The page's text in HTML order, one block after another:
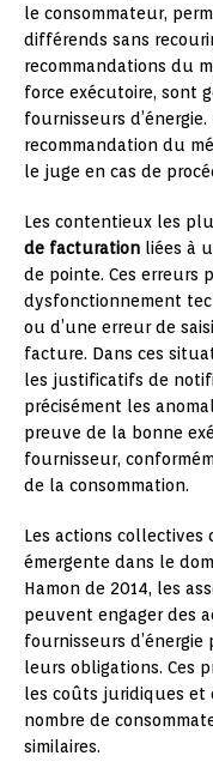
le consommateur,
différends sans
recommandations du
force exécutoire, sont
fournisseurs
recommandation du
le juge en cas de
Les contentieux les
de facturation liées à
de pointe. Ces erreurs
dysfonctionnement
ou d’une erreur de
facture. Dans ces
les justificatifs de
précisément les
preuve de la bonne
fournisseur,
de la consommation.
Les actions
émergente dans le
Hamon de 2014, les
peuvent engager des
fournisseurs
leurs obligations. Ces
les coûts juridiques et
nombre de
similaires.